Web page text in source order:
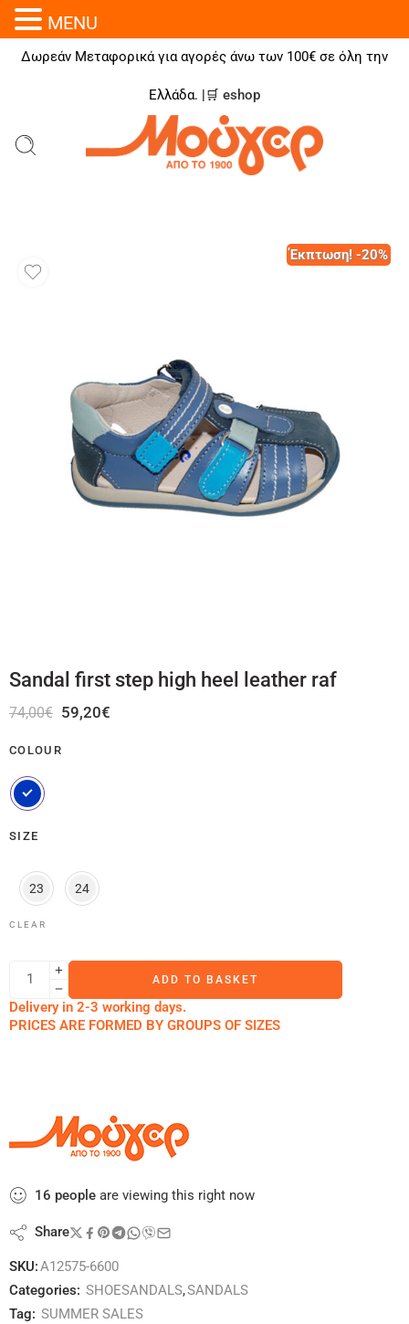
Δωρεάν Μεταφορικά για αγορές άνω των 100€ σε όλη την
Ελλάδα. |🛒 eshop
Έκπτωση! -20%
Sandal first step high heel leather raf
74,00€ 59,20€
COLOUR
SIZE
23 24
CLEAR
ADD TO BASKET
Delivery in 2-3 working days.
PRICES ARE FORMED BY GROUPS OF SIZES
16 people are viewing this right now
Share
SKU:A12575-6600
Categories: SHOESANDALS,SANDALS
Tag: SUMMER SALES
MENU